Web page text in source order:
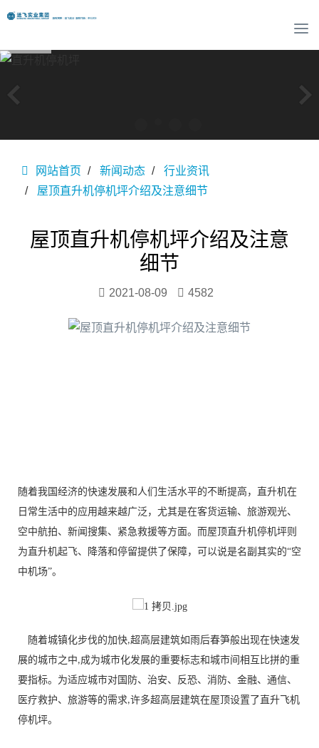
T
o
l
a
网站首页 新闻动态
行业资讯
屋顶直升机停机坪介绍及注意细节
屋顶直升机停机坪介绍及注意
细节
2021-08-09 4582
随着我国经济的快速发展和人们生活水平的不断提高，直升机在
日常生活中的应用越来越广泛，尤其是在客货运输、旅游观光、
空中航拍、新闻搜集、紧急救援等方面。而屋顶直升机停机坪则
为直升机起飞、降落和停留提供了保障，可以说是名副其实的“空
中机场”。
随着城镇化步伐的加快,超高层建筑如雨后春笋般出现在快速发
展的城市之中,成为城市化发展的重要标志和城市间相互比拼的重
要指标。为适应城市对国防、治安、反恐、消防、金融、通信、
医疗救护、旅游等的需求,许多超高层建筑在屋顶设置了直升飞机
停机坪。